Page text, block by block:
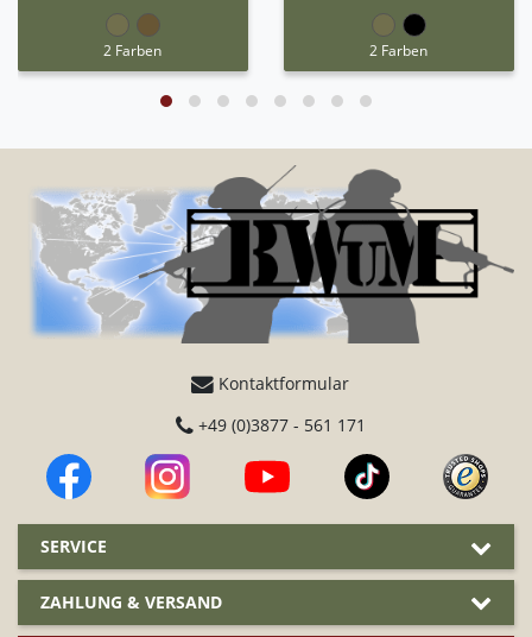
2 Farben 2 Farben
Kontaktformular
+49 (0)3877 - 561 171
SERVICE
ZAHLUNG & VERSAND